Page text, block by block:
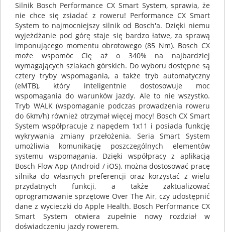
Silnik Bosch Performance CX Smart System, sprawia, że
nie chce się zsiadać z roweru! Performance CX Smart
System to najmocniejszy silnik od Bosch'a. Dzięki niemu
wyjeżdżanie pod górę staje się bardzo łatwe, za sprawą
imponującego momentu obrotowego (85 Nm). Bosch CX
może wspomóc Cię aż o 340% na najbardziej
wymagających szlakach górskich. Do wyboru dostępne są
cztery tryby wspomagania, a także tryb automatyczny
(eMTB), który inteligentnie dostosowuje moc
wspomagania do warunków jazdy. Ale to nie wszystko.
Tryb WALK (wspomaganie podczas prowadzenia roweru
do 6km/h) również otrzymał więcej mocy! Bosch CX Smart
System współpracuje z napędem 1x11 i posiada funkcję
wykrywania zmiany przełożenia. Seria Smart System
umożliwia komunikację poszczególnych elementów
systemu wspomagania. Dzięki współpracy z aplikacją
Bosch Flow App (Android / iOS), można dostosować pracę
silnika do własnych preferencji oraz korzystać z wielu
przydatnych funkcji, a także zaktualizować
oprogramowanie sprzętowe Over The Air, czy udostępnić
dane z wycieczki do Apple Health. Bosch Performance CX
Smart System otwiera zupełnie nowy rozdział w
doświadczeniu jazdy rowerem.